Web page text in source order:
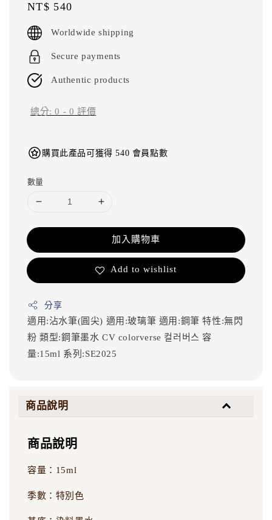
Regular
price
NT$ 540
Worldwide shipping
Secure payments
Authentic products
總分:0 - 0 評價
購買此產品可獲得 540 會員點數
數量
加入購物車
Add to wishlist
分享
適用:沾水筆(圓尖) 適用:玻璃筆 適用:鋼筆特性:無閃
粉類型:鋼筆墨水CV colorverse 컬러버스 容
量:15ml 系列:SE2025
商品說明
商品說明
容量：15ml
季數：特別色